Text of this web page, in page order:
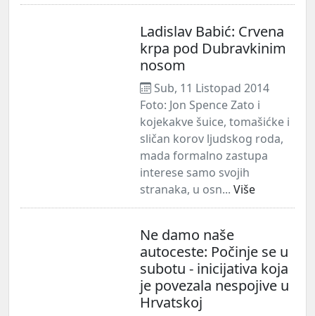
Ladislav Babić: Crvena
krpa pod Dubravkinim
nosom
Sub, 11 Listopad 2014
Foto: Jon Spence Zato i
kojekakve šuice, tomašićke i
sličan korov ljudskog roda,
mada formalno zastupa
interese samo svojih
stranaka, u osn... Više
Ne damo naše
autoceste: Počinje se u
subotu - inicijativa koja
je povezala nespojive u
Hrvatskoj